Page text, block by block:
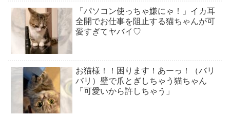
「パソコン使っちゃ嫌にゃ！」イカ耳
全開でお仕事を阻止する猫ちゃんが可
愛すぎてヤバイ♡
お猫様！！困ります！あーっ！（バリ
バリ）壁で爪とぎしちゃう猫ちゃん
「可愛いから許しちゃう」